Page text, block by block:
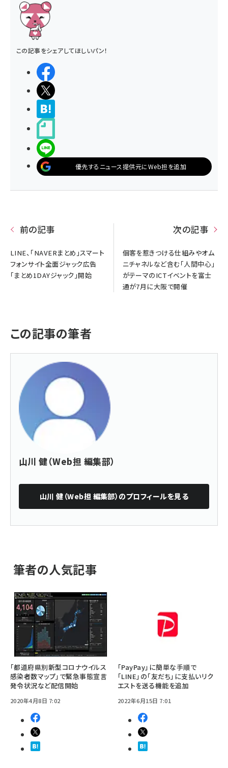
この記事をシェアしてほしいパン！
優先するニュース提供元にWeb担を追加
前の記事
LINE、「NAVERまとめ」スマート
フォンサイト全面ジャック広告
「まとめ1DAYジャック」開始
次の記事
個客を惹きつける仕組みやオム
ニチャネルなど含む「人間中心」
がテーマのICTイベントを富士
通が7月に大阪で開催
この記事の筆者
山川 健（Web担 編集部）
山川 健（Web担 編集部） のプロフィールを見る
筆者の人気記事
「都道府県別新型コロナウイルス
感染者数マップ」で緊急事態宣言
発令状況など配信開始
2020年4月8日 7:02
「PayPay」に簡単な手順で
「LINE」の「友だち」に支払いリク
エストを送る機能を追加
2022年6月15日 7:01